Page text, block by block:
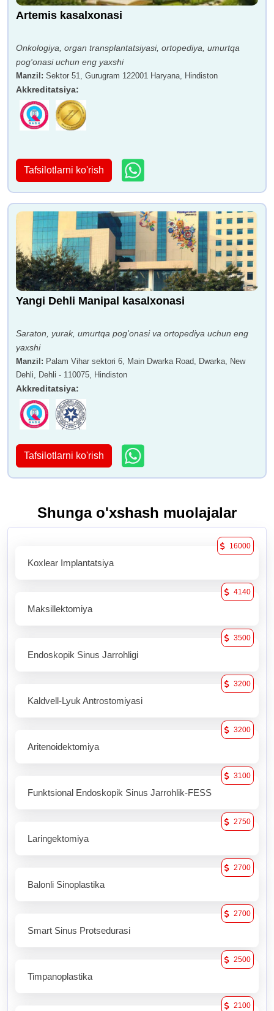
Artemis kasalxonasi
Onkologiya, organ transplantatsiyasi, ortopediya, umurtqa
pog'onasi uchun eng yaxshi
Manzil : Sektor 51, Gurugram 122001 Haryana, Hindiston
Akkreditatsiya:
Tafsilotlarni ko'rish
Yangi Dehli Manipal kasalxonasi
Saraton, yurak, umurtqa pog'onasi va ortopediya uchun eng
yaxshi
Manzil : Palam Vihar sektori 6, Main Dwarka Road, Dwarka, New
Dehli, Dehli - 110075, Hindiston
Akkreditatsiya:
Tafsilotlarni ko'rish
Shunga o'xshash muolajalar
Koxlear Implantatsiya
16000
Maksillektomiya
4140
Endoskopik Sinus Jarrohligi
3500
Kaldvell-Lyuk Antrostomiyasi
3200
Aritenoidektomiya
3200
Funktsional Endoskopik Sinus Jarrohlik-FESS
3100
Laringektomiya
2750
Balonli Sinoplastika
2700
Smart Sinus Protsedurasi
2700
Timpanoplastika
2500
2100